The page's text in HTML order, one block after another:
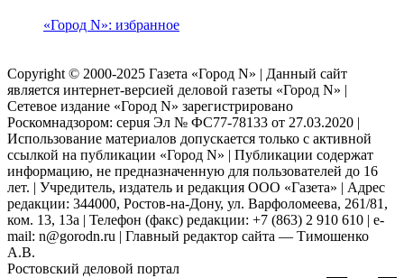
«Город N»: избранное
Copyright © 2000-2025 Газета «Город N» | Данный сайт
является интернет-версией деловой газеты «Город N» |
Сетевое издание «Город N» зарегистрировано
Роскомнадзором: серuя Эл № ФС77-78133 от 27.03.2020 |
Использование материалов допускается только с активной
ссылкой на публикации «Город N» | Публикации содержат
информацию, не предназначенную для пользователей до 16
лет. | Учредитель, издатель и редакция ООО «Газета» | Адрес
редакции: 344000, Ростов-на-Дону, ул. Варфоломеева, 261/81,
ком. 13, 13а | Телефон (факс) редакции: +7 (863) 2 910 610 | e-
mail: n@gorodn.ru | Главный редактор сайта — Тимошенко
А.В.
Ростовский деловой портал